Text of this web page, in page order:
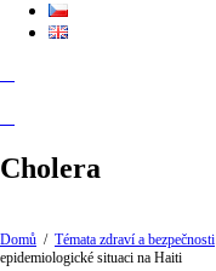
Cholera
Domů / Témata zdraví a bezpečnosti
epidemiologické situaci na Haiti